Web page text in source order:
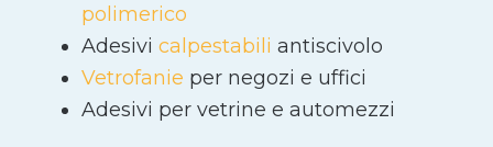
polimerico
Adesivi calpestabili antiscivolo
Vetrofanie per negozi e uffici
Adesivi per vetrine e automezzi